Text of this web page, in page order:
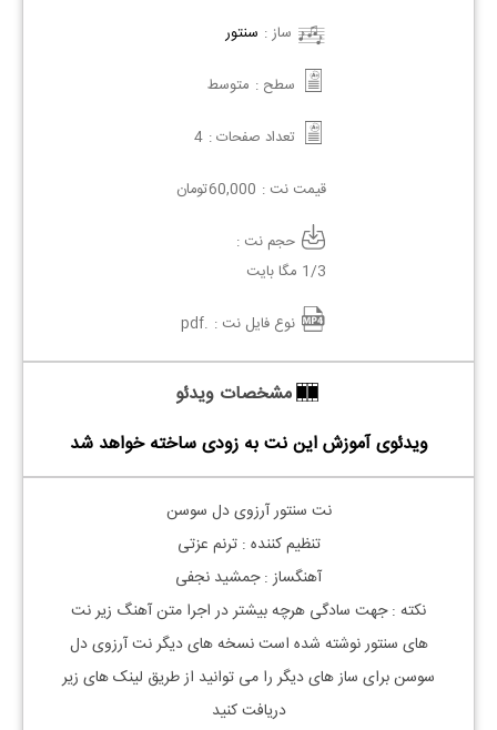
ساز : سنتور
سطح : متوسط
تعداد صفحات : 4
قیمت نت : 60,000تومان
حجم نت :
1/3 مگا بایت
نوع فایل نت : .pdf
مشخصات ویدئو
ویدئوی آموزش این نت به زودی ساخته خواهد شد
نت سنتور آرزوی دل سوسن
تنظیم کننده : ترنم عزتی
آهنگساز : جمشید نجفی
نکته : جهت سادگی هرچه بیشتر در اجرا متن آهنگ زیر نت
های سنتورنوشته شده است نسخه های دیگر نتآرزوی دل
سوسنبرای ساز های دیگر را می توانید از طریق لینک های زیر
دریافت کنید